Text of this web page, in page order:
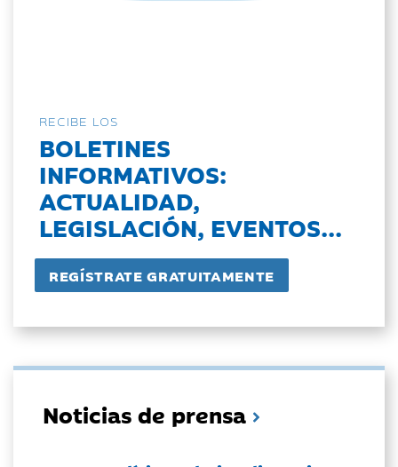
RECIBE LOS
BOLETINES
INFORMATIVOS:
ACTUALIDAD,
LEGISLACIÓN, EVENTOS...
Noticias de prensa